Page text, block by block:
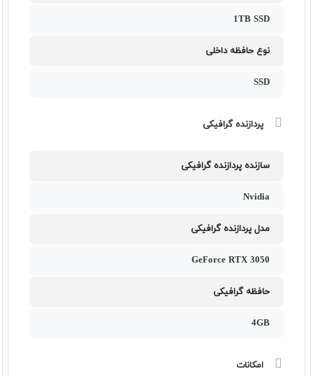
1TB SSD
نوع حافظه داخلی
SSD
پردازنده گرافیکی
سازنده پردازنده گرافیکی
Nvidia
مدل پردازنده گرافیکی
GeForce RTX 3050
حافظه گرافیکی
4GB
امکانات